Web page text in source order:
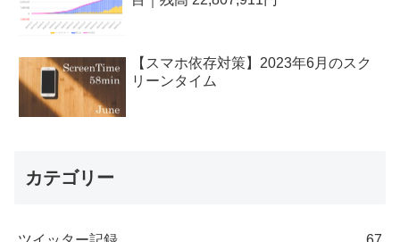
【スマホ依存対策】2023年6月のスク
リーンタイム
カテゴリー